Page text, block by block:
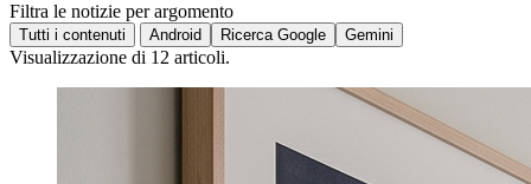
Filtra le notizie per argomento
Tutti i contenuti Android Ricerca Google Gemini
Visualizzazione di 12 articoli.